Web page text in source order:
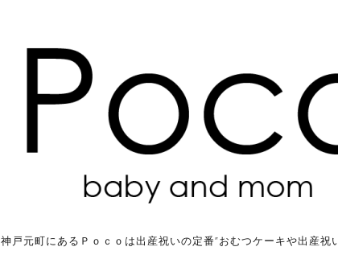
神戸元町にあるＰｏｃｏは出産祝いの定番”おむつケーキや出産